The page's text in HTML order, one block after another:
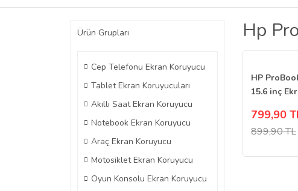
Ürün Grupları
Cep Telefonu Ekran Koruyucu
Tablet Ekran Koruyucuları
Akıllı Saat Ekran Koruyucu
Notebook Ekran Koruyucu
Araç Ekran Koruyucu
Motosiklet Ekran Koruyucu
Oyun Konsolu Ekran Koruyucu
Hp
HP
15.6 inç
Esnek
799,90
899,90 TL